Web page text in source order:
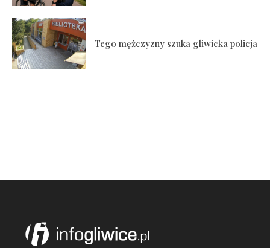
Tego mężczyzny szuka gliwicka policja